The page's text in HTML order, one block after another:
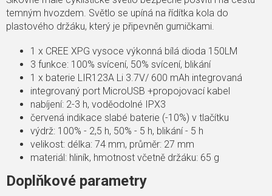
temným hvozdem. Světlo se upíná na řídítka kola do
plastového držáku, který je připevněn gumičkami.
1 x CREE XPG vysoce výkonná bílá dioda 150LM
3 funkce: 100% svícení, 50% svícení, blikání
1 x baterie LIR123A Li 3.7V/ 600 mAh integrovaná
integrovaný port MicroUSB +propojovací kabel
nabíjení: 2-3 h, voděodolné IPX3
červená indikace slabé baterie (-10%) v tlačítku
výdrž: 100% - 2,5 h, 50% - 5 h, blikání - 5 h
velikost: délka: 74 mm, průměr: 27 mm
materiál: hliník, hmotnost včetně držáku: 65 g
Doplňkové parametry